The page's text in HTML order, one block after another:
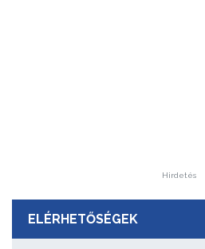
Hirdetés
ELÉRHETŐSÉGEK